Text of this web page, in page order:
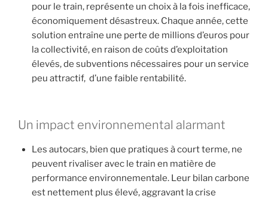
pour le train, représente un choix à la fois inefficace,
économiquement désastreux. Chaque année, cette
solution entraîne une perte de millions d’euros pour
la collectivité, en raison de coûts d’exploitation
élevés, de subventions nécessaires pour un service
peu attractif, d’une faible rentabilité.
Un impact environnemental alarmant
Les autocars, bien que pratiques à court terme, ne
peuvent rivaliser avec le train en matière de
performance environnementale. Leur bilan carbone
est nettement plus élevé, aggravant la crise